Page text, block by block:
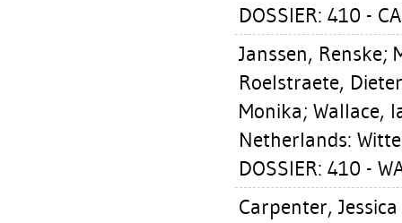
DOSSIER: 410 -
Janssen, Renske;
Roelstraete, Dieter
Monika; Wallace,
Netherlands:
DOSSIER: 410 -
Carpenter, Jessica